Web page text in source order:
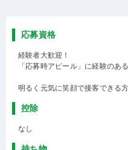
応募資格
経験者大歓迎！
「応募時アピール」に経験の
明るく元気に笑顔で接客できる
控除
なし